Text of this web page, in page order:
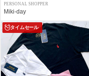
PERSONAL SHOPPER
Miki-day
タイムセール